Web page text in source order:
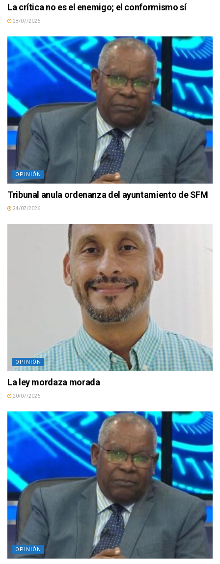
La crítica no es el enemigo; el conformismo sí
28/07/2026
OPINIÓN
Tribunal anula ordenanza del ayuntamiento de SFM
24/07/2026
OPINIÓN
La ley mordaza morada
20/07/2026
OPINIÓN